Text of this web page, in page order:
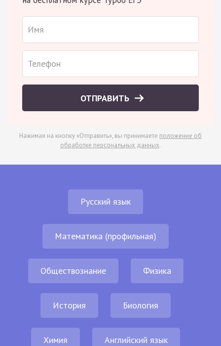
ОТПРАВИТЬ
Нажимая на кнопку «Отправить», вы принимаете положение об
обработке персональных данных.
Русский язык
Математика (профильная)
Обществознание Физика
История Биология
Химия Английский язык